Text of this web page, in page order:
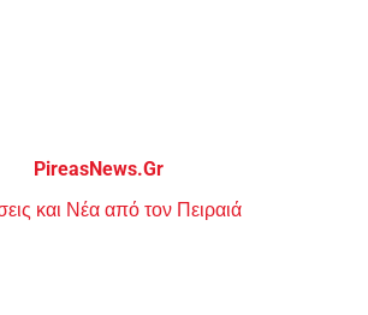
PireasNews.Gr
και Νέα από τον Πειραιά